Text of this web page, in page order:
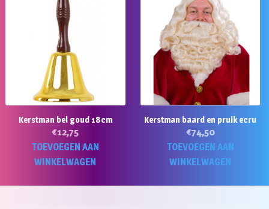
Kerstman bel goud 18cm
€12,75
TOEVOEGEN AAN
WINKELWAGEN
Kerstman baard en pruik ecru
€74,50
TOEVOEGEN AAN
WINKELWAGEN